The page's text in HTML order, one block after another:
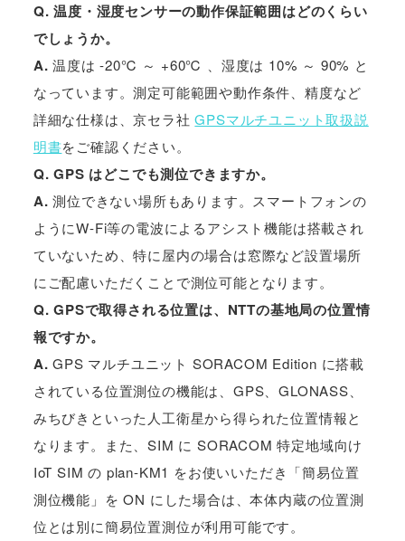
Q. 温度・湿度センサーの動作保証範囲はどのくらい
でしょうか。
A. 温度は -20℃ ～ +60℃ 、湿度は 10% ～ 90% と
なっています。測定可能範囲や動作条件、精度など
詳細な仕様は、京セラ社GPSマルチユニット取扱説
明書をご確認ください。
Q. GPS はどこでも測位できますか。
A. 測位できない場所もあります。スマートフォンの
ようにW-Fi等の電波によるアシスト機能は搭載され
ていないため、特に屋内の場合は窓際など設置場所
にご配慮いただくことで測位可能となります。
Q. GPSで取得される位置は、NTTの基地局の位置情
報ですか。
A.GPS マルチユニット SORACOM Edition に搭載
されている位置測位の機能は、GPS、GLONASS、
みちびきといった人工衛星から得られた位置情報と
なります。また、SIM に SORACOM 特定地域向け
IoT SIM の plan-KM1 をお使いいただき「簡易位置
測位機能」を ON にした場合は、本体内蔵の位置測
位とは別に簡易位置測位が利用可能です。